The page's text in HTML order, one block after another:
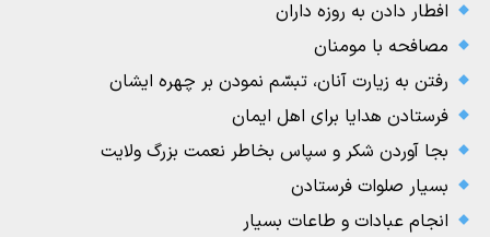
افطار دادن به روزه‏ داران
مصافحه با مومنان
‏ رفتن به زیارت آنان، تبسّم نمودن بر چهره ایشان
فرستادن هدایا براى اهل ایمان
بجا آوردن شکر و سپاس بخاطر نعمت‏ بزرگ ولایت
بسیار صلوات فرستادن
انجام عبادات و طاعات بسیار